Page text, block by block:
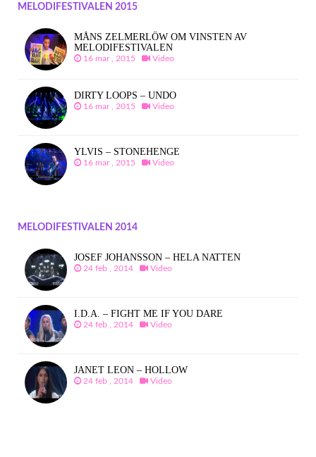
MELODIFESTIVALEN 2015
MÅNS ZELMERLÖW OM VINSTEN AV
MELODIFESTIVALEN
16 mar , 2015 Video
DIRTY LOOPS – UNDO
16 mar , 2015 Video
YLVIS – STONEHENGE
16 mar , 2015 Video
MELODIFESTIVALEN 2014
JOSEF JOHANSSON – HELA NATTEN
24 feb , 2014 Video
I.D.A. – FIGHT ME IF YOU DARE
24 feb , 2014 Video
JANET LEON – HOLLOW
24 feb , 2014 Video